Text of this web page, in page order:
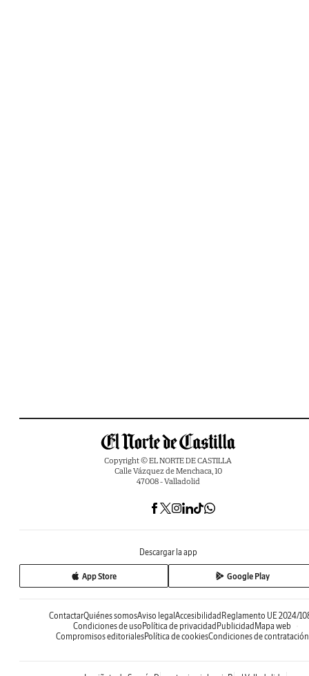
Copyright © EL NORTE DE CASTILLA
Calle Vázquez de Menchaca, 10
47008 - Valladolid
Descargar la app
App Store Google Play
ContactarQuiénes somosAviso legal Accesibilidad Reglamento UE 2024/
Condiciones de uso Política de privacidad Publicidad Mapa web
Compromisos editorialesPolítica de cookiesCondiciones de contratación